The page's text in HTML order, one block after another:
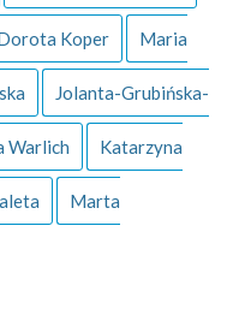
Koper Maria
Jolanta-Grubińska-
Warlich Katarzyna
Marta